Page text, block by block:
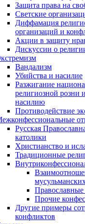
Защита права на
Светские
Диффамация
организаций и
Акции в защиту
Дискуссии о
Вандализм
Убийства и насилие
Разжигание
религиозной розни
насилию
Противодействие
Русская
католики
Христианство и
Традиционные
Прочие
Другие примеры
конфликтов